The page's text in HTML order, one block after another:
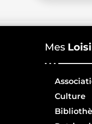
Mes
Culture